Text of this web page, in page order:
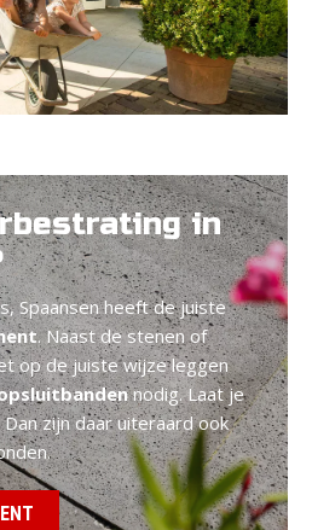
in
Spaansen heeft de juiste
. Naast de stenen of
op de juiste wijze leggen
nodig. Laat je
zijn daar uiteraard ook